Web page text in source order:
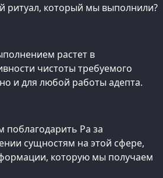
ритуал, который мы выполнили?
растет в
чистоты требуемого
и для любой работы адепта.
Ра за
сущностям на этой сфере,
которую мы получаем